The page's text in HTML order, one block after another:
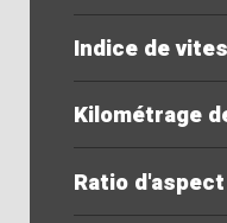
Indice de
Kilométrage
Ratio d'aspect